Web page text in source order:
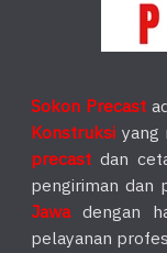
Sokon Precast
Konstruksi yang
precast dan
pengiriman dan
Jawadengan
pelayanan